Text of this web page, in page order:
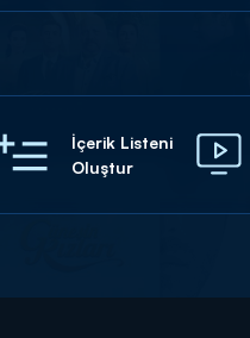
İçerik Listeni
Oluştur